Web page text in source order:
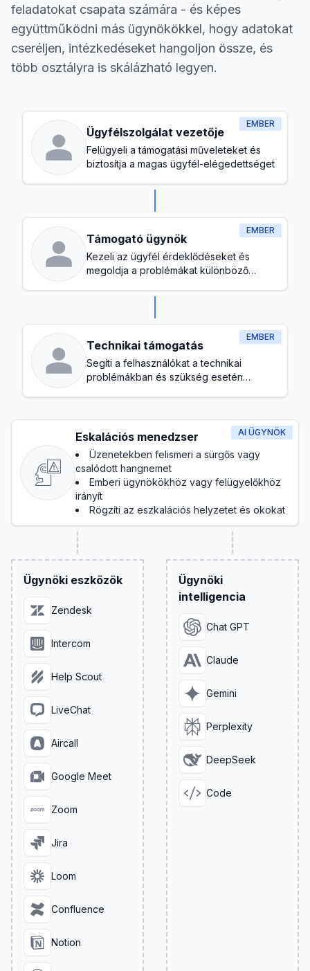
feladatokat csapata számára - és képes
együttműködni más ügynökökkel, hogy adatokat
cseréljen, intézkedéseket hangoljon össze, és
több osztályra is skálázható legyen.
EMBER
Ügyfélszolgálat vezetője
Felügyeli a támogatási műveleteket és
biztosítja a magas ügyfél-elégedettséget
EMBER
Támogató ügynök
Kezeli az ügyfél érdeklődéseket és
megoldja a problémákat különböző
EMBER
Technikai támogatás
Segíti a felhasználókat a technikai
problémákban és szükség esetén
AI ÜGYNÖK
Eskalációs menedzser
Üzenetekben felismeri a sürgős vagy
csalódott hangnemet
Emberi ügynökökhöz vagy felügyelőkhöz
irányít
Rögzíti az eszkalációs helyzetet és okokat
Ügynöki eszközök
Zendesk
Intercom
Help Scout
LiveChat
Aircall
Google Meet
Zoom
Jira
Loom
Confluence
Notion
Ügynöki
intelligencia
Chat GPT
Claude
Gemini
Perplexity
DeepSeek
Code